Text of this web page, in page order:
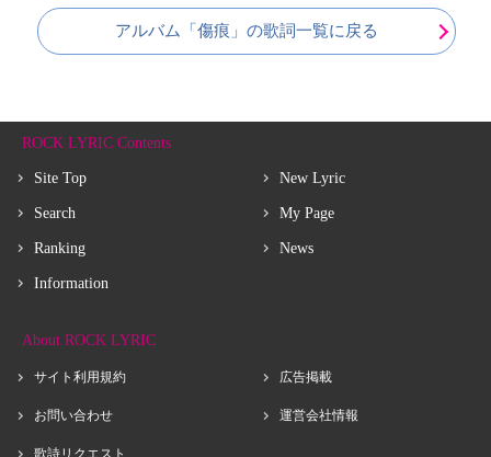
アルバム「傷痕」の歌詞一覧に戻る
ROCK LYRIC Contents
Site Top
Search
Ranking
Information
New Lyric
My Page
News
About ROCK LYRIC
サイト利用規約
お問い合わせ
歌詩リクエスト
広告掲載
運営会社情報